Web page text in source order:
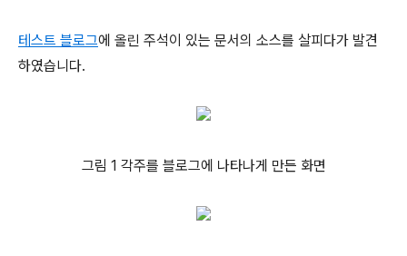
테스트 블로그에 올린 주석이 있는 문서의 소스를 살피다가 발견
하였습니다.
그림 1 각주를 블로그에 나타나게 만든 화면